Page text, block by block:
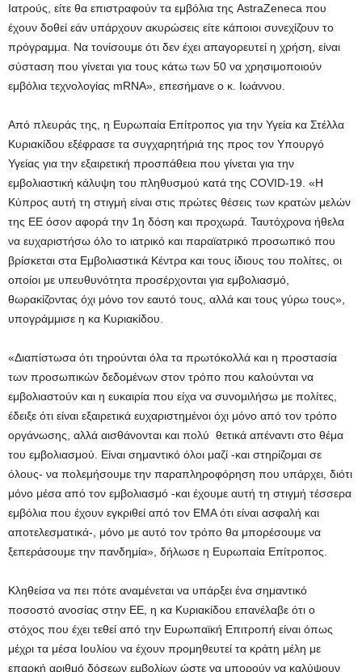
Ιατρούς, είτε θα επιστραφούν τα εμβόλια της AstraZeneca που
έχουν δοθεί εάν υπάρχουν ακυρώσεις είτε κάποιοι συνεχίζουν το
πρόγραμμα. Να τονίσουμε ότι δεν έχει απαγορευτεί η χρήση, είναι
σύσταση που γίνεται για τους κάτω των 50 να χρησιμοποιούν
εμβόλια τεχνολογίας mRNA», επεσήμανε ο κ. Ιωάννου.
Από πλευράς της, η Ευρωπαία Επίτροπος για την Υγεία κα Στέλλα
Κυριακίδου εξέφρασε τα συγχαρητήριά της προς τον Υπουργό
Υγείας για την εξαιρετική προσπάθεια που γίνεται για την
εμβολιαστική κάλυψη του πληθυσμού κατά της COVID-19. «Η
Κύπρος αυτή τη στιγμή είναι στις πρώτες θέσεις των κρατών μελών
της ΕΕ όσον αφορά την 1η δόση και προχωρά. Ταυτόχρονα ήθελα
να ευχαριστήσω όλο το ιατρικό και παραϊατρικό προσωπικό που
βρίσκεται στα Εμβολιαστικά Κέντρα και τους ίδιους του πολίτες, οι
οποίοι με υπευθυνότητα προσέρχονται για εμβολιασμό,
θωρακίζοντας όχι μόνο τον εαυτό τους, αλλά και τους γύρω τους»,
υπογράμμισε η κα Κυριακίδου.
«Διαπίστωσα ότι τηρούνται όλα τα πρωτόκολλά και η προστασία
των προσωπικών δεδομένων στον τρόπο που καλούνται να
εμβολιαστούν και η ευκαιρία που είχα να συνομιλήσω με πολίτες,
έδειξε ότι είναι εξαιρετικά ευχαριστημένοι όχι μόνο από τον τρόπο
οργάνωσης, αλλά αισθάνονται και πολύ θετικά απέναντι στο θέμα
του εμβολιασμού. Είναι σημαντικό όλοι μαζί -και στηρίζομαι σε
όλους- να πολεμήσουμε την παραπληροφόρηση που υπάρχει, διότι
μόνο μέσα από τον εμβολιασμό -και έχουμε αυτή τη στιγμή τέσσερα
εμβόλια που έχουν εγκριθεί από τον ΕΜΑ ότι είναι ασφαλή και
αποτελεσματικά-, μόνο με αυτό τον τρόπο θα μπορέσουμε να
ξεπεράσουμε την πανδημία», δήλωσε η Ευρωπαία Επίτροπος.
Κληθείσα να πει πότε αναμένεται να υπάρξει ένα σημαντικό
ποσοστό ανοσίας στην ΕΕ, η κα Κυριακίδου επανέλαβε ότι ο
στόχος που έχει τεθεί από την Ευρωπαϊκή Επιτροπή είναι όπως
μέχρι τα μέσα Ιουλίου να έχουν προμηθευτεί τα κράτη μέλη με
επαρκή αριθμό δόσεων εμβολίων ώστε να μπορούν να καλύψουν